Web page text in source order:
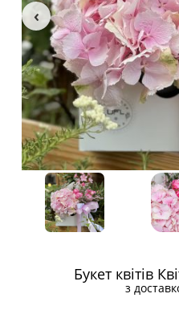
Букет квітів
з